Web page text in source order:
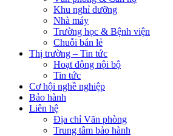
Khu nghỉ dưỡng
Nhà máy
Trường học & Bệnh viện
Chuỗi bán lẻ
Thị trường – Tin tức
Hoạt động nội bộ
Tin tức
Cơ hội nghề nghiệp
Bảo hành
Liên hệ
Địa chỉ Văn phòng
Trung tâm bảo hành